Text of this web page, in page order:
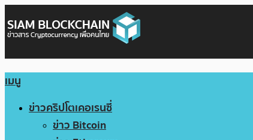
เมนู
ข่าวคริปโตเคอเรนซี่
ข่าว Bitcoin